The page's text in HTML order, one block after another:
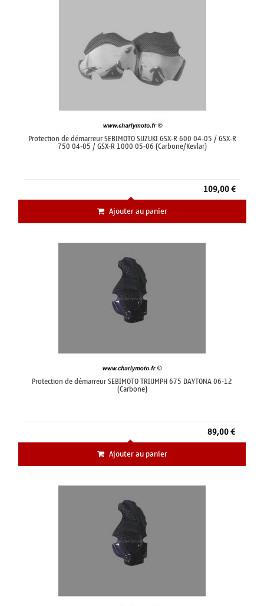
Protection de démarreur SEBIMOTO SUZUKI GSX-R 600 04-05 / GSX-R
750 04-05 / GSX-R 1000 05-06 (Carbone/Kevlar)
109,00 €
Ajouter au panier
Protection de démarreur SEBIMOTO TRIUMPH 675 DAYTONA 06-12
(Carbone)
89,00 €
Ajouter au panier